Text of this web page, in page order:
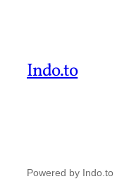
Indo.to
Powered by Indo.to